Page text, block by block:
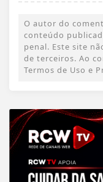
O autor do
conteúdo
penal. Este site
de terceiros. Ao
Termos de Uso e